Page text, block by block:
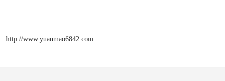
http://www.yuanmao6842.com